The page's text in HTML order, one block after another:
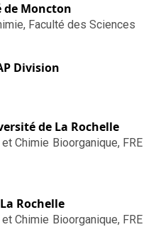
de Moncton
Faculté des Sciences
Division
de La Rochelle
Chimie Bioorganique, FRE
Rochelle
Chimie Bioorganique, FRE